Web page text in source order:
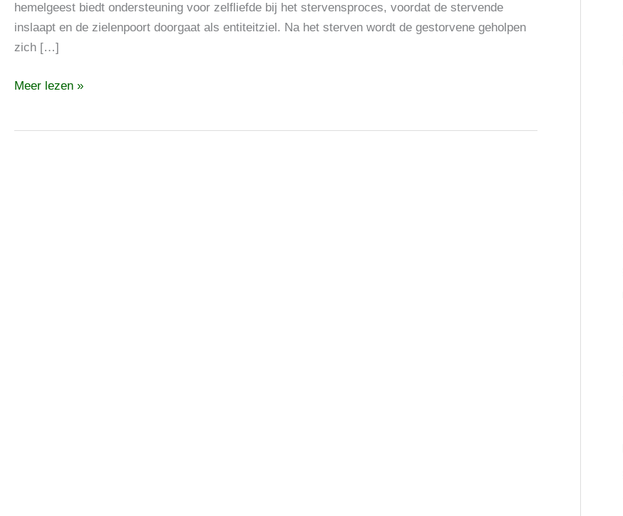
hemelgeest biedt ondersteuning voor zelfliefde bij het stervensproces, voordat de stervende
inslaapt en de zielenpoort doorgaat als entiteitziel. Na het sterven wordt de gestorvene geholpen
zich […]
voor
zelfliefde,
liefdeskoorden
het
tussen
Meer lezen »